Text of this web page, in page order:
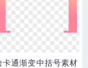
卡通渐变中括号素材